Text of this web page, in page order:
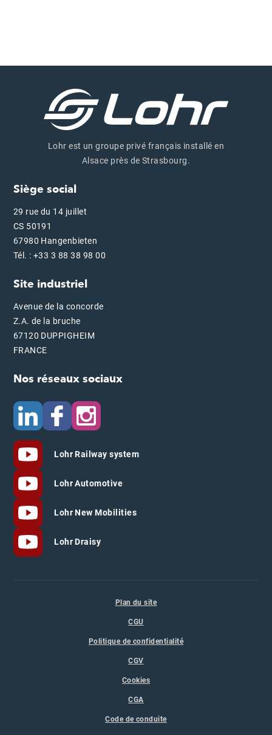
Lohr est un groupe privé français installé en
Alsace près de Strasbourg.
Siège social
29 rue du 14 juillet
CS 50191
67980 Hangenbieten
Tél. : +33 3 88 38 98 00
Site industriel
Avenue de la concorde
Z.A. de la bruche
67120 DUPPIGHEIM
FRANCE
Nos réseaux sociaux
Lohr Railway system
Lohr Automotive
Lohr New Mobilities
Lohr Draisy
Plan du site
CGU
Politique de confidentialité
CGV
Cookies
CGA
Code de conduite